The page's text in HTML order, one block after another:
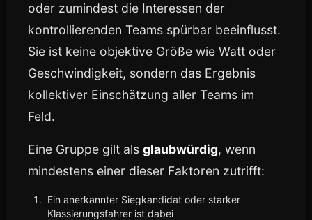
oder zumindest die Interessen der
kontrollierenden Teams spürbar beeinflusst.
Sie ist keine objektive Größe wie Watt oder
Geschwindigkeit, sondern das Ergebnis
kollektiver Einschätzung aller Teams im
Feld.
Eine Gruppe gilt als glaubwürdig, wenn
mindestens einer dieser Faktoren zutrifft:
Ein anerkannter Siegkandidat oder starker
Klassierungsfahrer ist dabei